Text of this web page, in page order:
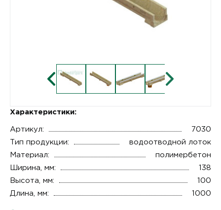
Характеристики:
Артикул:
7030
Тип продукции:
водоотводной лоток
Материал:
полимербетон
Ширина, мм:
138
Высота, мм:
100
Длина, мм:
1000